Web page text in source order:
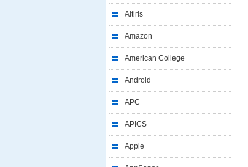
Altiris
Amazon
American College
Android
APC
APICS
Apple